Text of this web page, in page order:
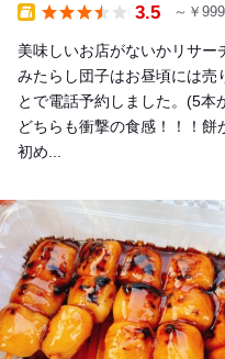
3.5 ～￥
美味しいお店がないかリサー
みたらし団子はお昼頃には売
とで電話予約しました。(5本
どちらも衝撃の食感！！！餅
初め...